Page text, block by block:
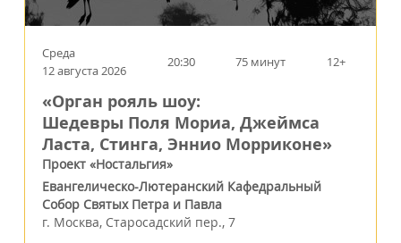
Среда
12 августа 2026
20:30 75 минут 12+
«Орган рояль шоу:
Шедевры Поля Мориа, Джеймса
Ласта, Стинга, Эннио Морриконе»
Проект «Ностальгия»
Евангелическо-Лютеранский Кафедральный
Собор Святых Петра и Павла
г. Москва, Старосадский пер., 7